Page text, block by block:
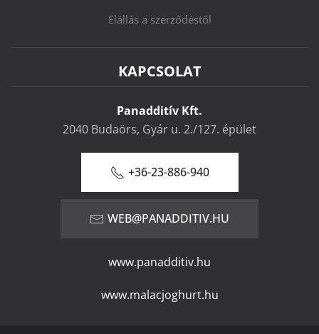
Elállás a szerződéstől
KAPCSOLAT
Panadditív Kft.
2040 Budaörs, Gyár u. 2./127. épület
+36-23-886-940
WEB@PANADDITIV.HU
www.panadditiv.hu
www.malacjoghurt.hu